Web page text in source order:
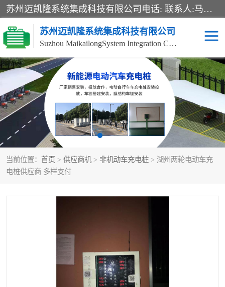
苏州迈凯隆系统集成科技有限公司电话: 联系人:马杰森 销售安装视频监控、报警系统、电话交换机、门禁考勤、巡更系统、呼叫对讲系统、停车场道闸、智能家居、广播系统、综合布线、办公设备、电子商务软件、网络工程、酒店门锁系列 系统集成、VOD视频点播、LED显示屏、节能产品、USP电源、收银机等弱电及智能化项目。
苏州迈凯隆系统集成科技有限公司
Suzhou MaikailongSystem Integration Co., Ltd.
当前位置： 首页 > 供应商机 > 非机动车充电桩 > 湖州两轮电动车充
电桩供应商 多样支付
非机动车充电桩 电瓶车充电桩
电动自行车充电桩 两轮电动车充电桩
充电桩